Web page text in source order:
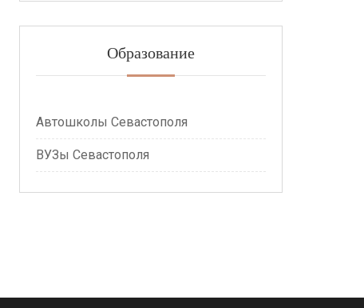
Образование
Автошколы Севастополя
ВУЗы Севастополя